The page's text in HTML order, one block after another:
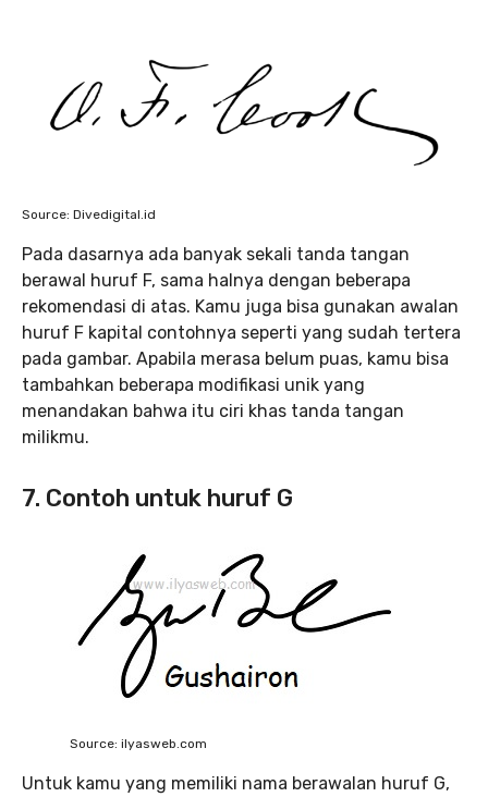
Source: Divedigital.id
Pada dasarnya ada banyak sekali tanda tangan
berawal huruf F, sama halnya dengan beberapa
rekomendasi di atas. Kamu juga bisa gunakan awalan
huruf F kapital contohnya seperti yang sudah tertera
pada gambar. Apabila merasa belum puas, kamu bisa
tambahkan beberapa modifikasi unik yang
menandakan bahwa itu ciri khas tanda tangan
milikmu.
7. Contoh untuk huruf G
Source: ilyasweb.com
Untuk kamu yang memiliki nama berawalan huruf G,